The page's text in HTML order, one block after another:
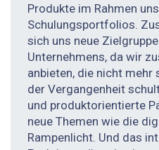
Produkte im Rahmen
Schulungsportfolios.
sich uns neue
Unternehmens, da wir
anbieten, die nicht
der Vergangenheit
und produktorientierte
neue Themen wie die
Rampenlicht. Und das